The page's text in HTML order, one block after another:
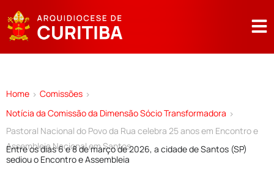
Home > Comissões >
Notícia da Comissão da Dimensão Sócio Transformadora >
Pastoral Nacional do Povo da Rua celebra 25 anos em Encontro e
Assembleia Nacional em Santos
Entre os dias 6 e 8 de março de 2026, a cidade de Santos (SP)
sediou o Encontro e Assembleia